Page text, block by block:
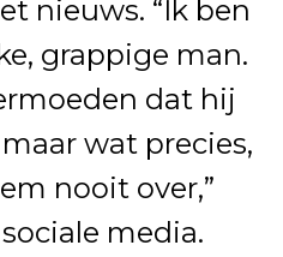
nieuws. “Ik ben
grappige man.
dat hij
wat precies,
nooit over,”
media.